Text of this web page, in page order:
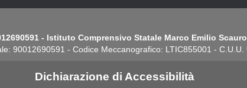
- Istituto Comprensivo Statale Marco Emilio
90012690591 - Codice Meccanografico: LTIC855001 - C.U.U.
Dichiarazione di Accessibilità